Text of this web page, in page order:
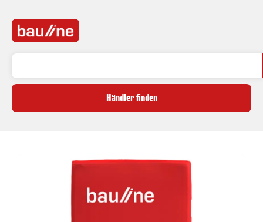
Händler finden